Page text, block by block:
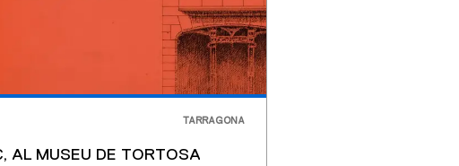
TARRAGONA
AL MUSEU DE TORTOSA